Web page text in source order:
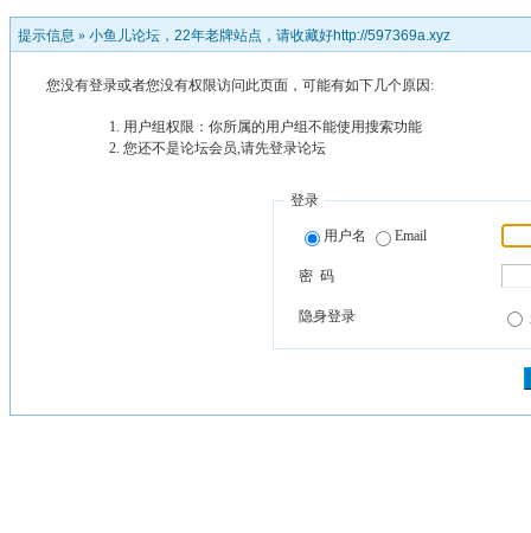
提示信息 » 小鱼儿论坛，22年老牌站点，请收藏好http://597369a.xyz
您没有登录或者您没有权限访问此页面，可能有如下几个原因:
用户组权限：你所属的用户组不能使用搜索功能
您还不是论坛会员,请先登录论坛
登录
用户名 Email
密 码
隐身登录